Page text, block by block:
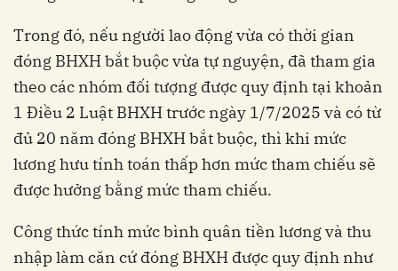
Trong đó, nếu người lao động vừa có thời gian
đóng BHXH bắt buộc vừa tự nguyện, đã tham gia
theo các nhóm đối tượng được quy định tại khoản
1 Điều 2 Luật BHXH trước ngày 1/7/2025 và có từ
đủ 20 năm đóng BHXH bắt buộc, thì khi mức
lương hưu tính toán thấp hơn mức tham chiếu sẽ
được hưởng bằng mức tham chiếu.
Công thức tính mức bình quân tiền lương và thu
nhập làm căn cứ đóng BHXH được quy định như